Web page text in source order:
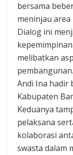
bersama
meninjau
Dialog ini
melibatkan
pembangunan.
Andi Ina hadir
Kabupaten
Keduanya
pelaksana
kolaborasi
swasta dalam